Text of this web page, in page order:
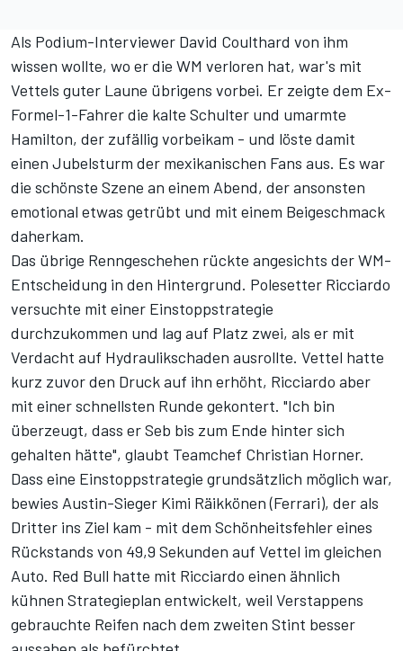
Als Podium-Interviewer David Coulthard von ihm
wissen wollte, wo er die WM verloren hat, war's mit
Vettels guter Laune übrigens vorbei. Er zeigte dem Ex-
Formel-1-Fahrer die kalte Schulter und umarmte
Hamilton, der zufällig vorbeikam - und löste damit
einen Jubelsturm der mexikanischen Fans aus. Es war
die schönste Szene an einem Abend, der ansonsten
emotional etwas getrübt und mit einem Beigeschmack
daherkam.
Das übrige Renngeschehen rückte angesichts der WM-
Entscheidung in den Hintergrund. Polesetter Ricciardo
versuchte mit einer Einstoppstrategie
durchzukommen und lag auf Platz zwei, als er mit
Verdacht auf Hydraulikschaden ausrollte. Vettel hatte
kurz zuvor den Druck auf ihn erhöht, Ricciardo aber
mit einer schnellsten Runde gekontert. "Ich bin
überzeugt, dass er Seb bis zum Ende hinter sich
gehalten hätte", glaubt Teamchef Christian Horner.
Dass eine Einstoppstrategie grundsätzlich möglich war,
bewies Austin-Sieger Kimi Räikkönen (Ferrari), der als
Dritter ins Ziel kam - mit dem Schönheitsfehler eines
Rückstands von 49,9 Sekunden auf Vettel im gleichen
Auto. Red Bull hatte mit Ricciardo einen ähnlich
kühnen Strategieplan entwickelt, weil Verstappens
gebrauchte Reifen nach dem zweiten Stint besser